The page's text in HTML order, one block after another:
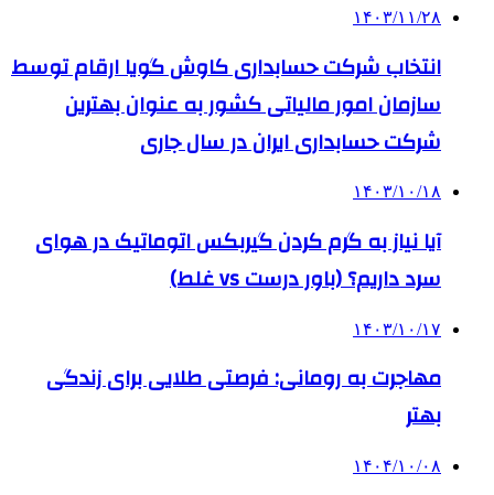
۱۴۰۳/۱۱/۲۸
انتخاب شرکت حسابداری کاوش گویا ارقام توسط
سازمان امور مالیاتی کشور به عنوان بهترین
شرکت حسابداری ایران در سال جاری
۱۴۰۳/۱۰/۱۸
آیا نیاز به گرم کردن گیربکس اتوماتیک در هوای
سرد داریم؟ (باور درست vs غلط)
۱۴۰۳/۱۰/۱۷
مهاجرت به رومانی: فرصتی طلایی برای زندگی
بهتر
۱۴۰۴/۱۰/۰۸